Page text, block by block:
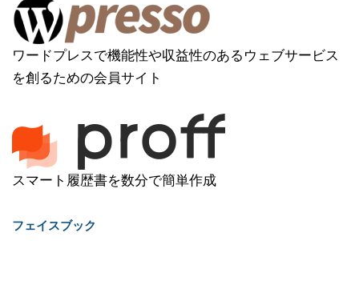
ワードプレスで機能性や収益性のあるウェブサービス
を創るための会員サイト
スマート履歴書を数分で簡単作成
フェイスブック